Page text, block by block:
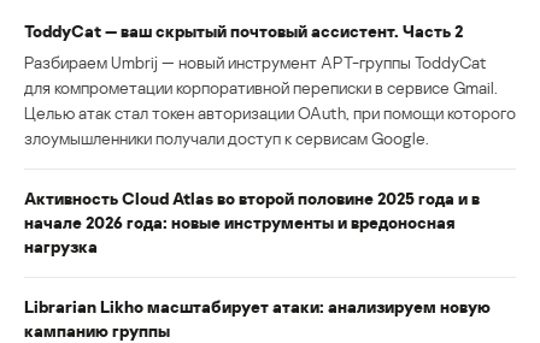
ToddyCat — ваш скрытый почтовый ассистент. Часть 2
Разбираем Umbrij — новый инструмент APT-группы ToddyCat
для компрометации корпоративной переписки в сервисе Gmail.
Целью атак стал токен авторизации OAuth, при помощи которого
злоумышленники получали доступ к сервисам Google.
Активность Cloud Atlas во второй половине 2025 года и в
начале 2026 года: новые инструменты и вредоносная
нагрузка
Librarian Likho масштабирует атаки: анализируем новую
кампанию группы